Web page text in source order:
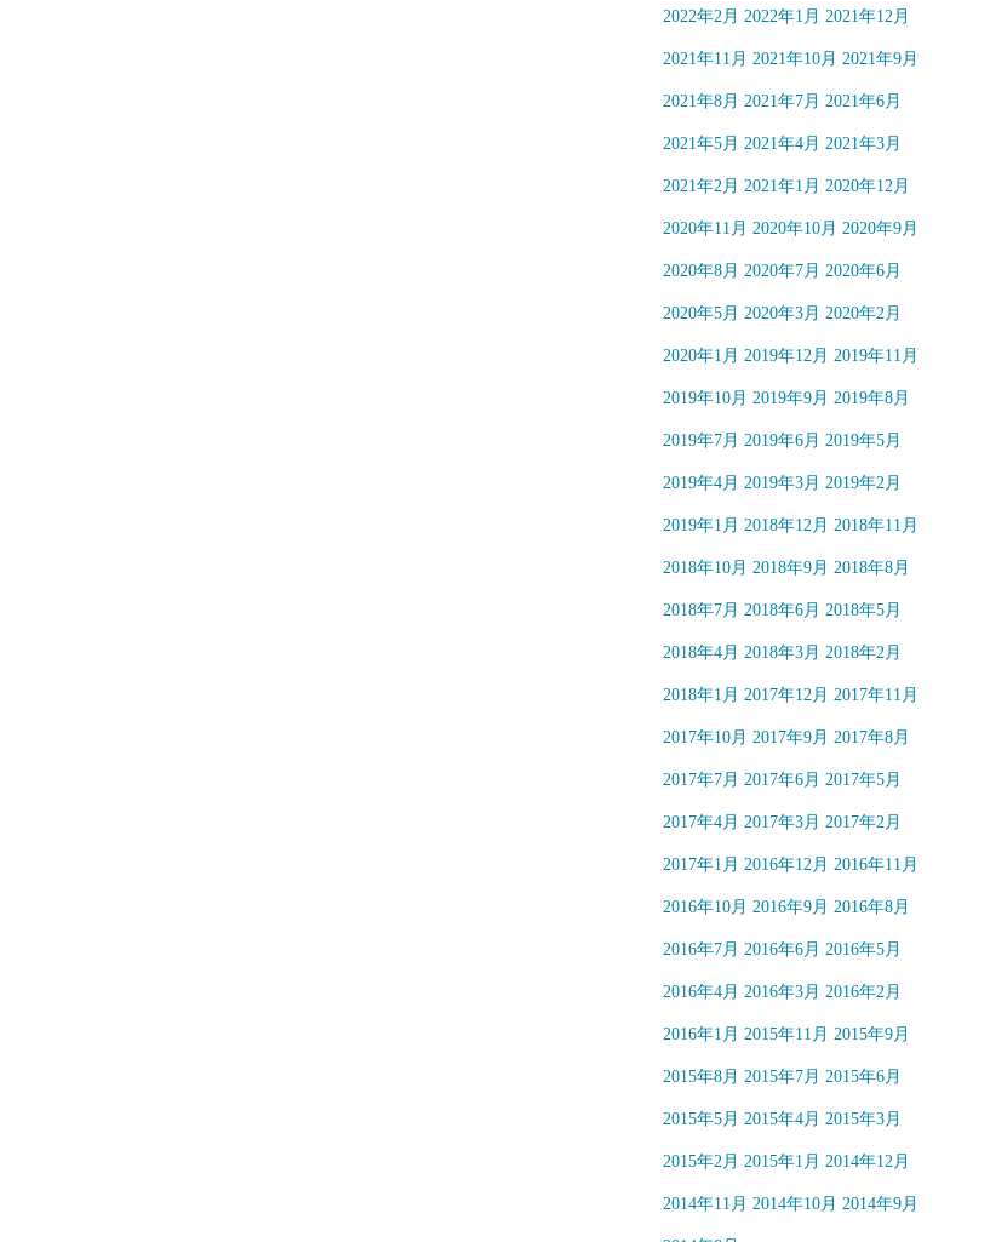
2022年2月 2022年1月 2021年12月
2021年11月 2021年10月 2021年9月
2021年8月 2021年7月 2021年6月
2021年5月 2021年4月 2021年3月
2021年2月 2021年1月 2020年12月
2020年11月 2020年10月 2020年9月
2020年8月 2020年7月 2020年6月
2020年5月 2020年3月 2020年2月
2020年1月 2019年12月 2019年11月
2019年10月 2019年9月 2019年8月
2019年7月 2019年6月 2019年5月
2019年4月 2019年3月 2019年2月
2019年1月 2018年12月 2018年11月
2018年10月 2018年9月 2018年8月
2018年7月 2018年6月 2018年5月
2018年4月 2018年3月 2018年2月
2018年1月 2017年12月 2017年11月
2017年10月 2017年9月 2017年8月
2017年7月 2017年6月 2017年5月
2017年4月 2017年3月 2017年2月
2017年1月 2016年12月 2016年11月
2016年10月 2016年9月 2016年8月
2016年7月 2016年6月 2016年5月
2016年4月 2016年3月 2016年2月
2016年1月 2015年11月 2015年9月
2015年8月 2015年7月 2015年6月
2015年5月 2015年4月 2015年3月
2015年2月 2015年1月 2014年12月
2014年11月 2014年10月 2014年9月